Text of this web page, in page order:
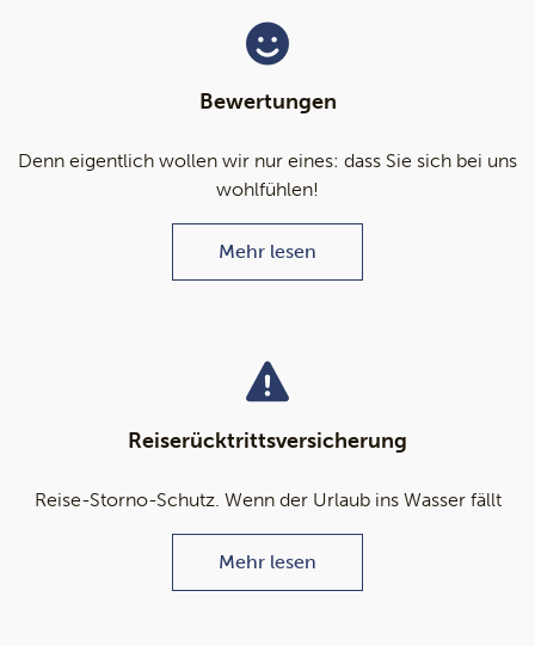
Bewertungen
Denn eigentlich wollen wir nur eines: dass Sie sich bei uns
wohlfühlen!
Mehr lesen
Reiserücktrittsversicherung
Reise-Storno-Schutz. Wenn der Urlaub ins Wasser fällt
Mehr lesen